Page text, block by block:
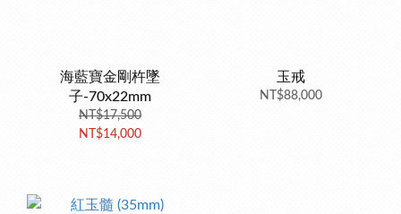
海藍寶金剛杵墜
子-70x22mm
NT$17,500
NT$14,000
玉戒
NT$88,000